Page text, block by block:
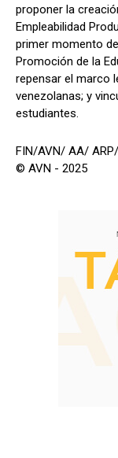
proponer la
Empleabilidad
primer momento
Promoción de la
repensar el marco
venezolanas; y
estudiantes.
FIN/AVN/ AA/
© AVN - 2025